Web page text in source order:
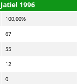
1996
100,00%
67
55
12
0